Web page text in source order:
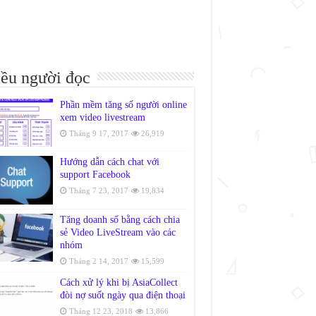
người đọc
Phần mềm tăng số người online
xem video livestream
Tháng 9 17, 2017 26,919
Hướng dẫn cách chat với
support Facebook
Tháng 7 23, 2017 19,834
Tăng doanh số bằng cách chia
sẻ Video LiveStream vào các
nhóm
Tháng 2 14, 2017 15,599
Cách xử lý khi bị AsiaCollect
đòi nợ suốt ngày qua điện thoại
Tháng 12 23, 2018 13,866